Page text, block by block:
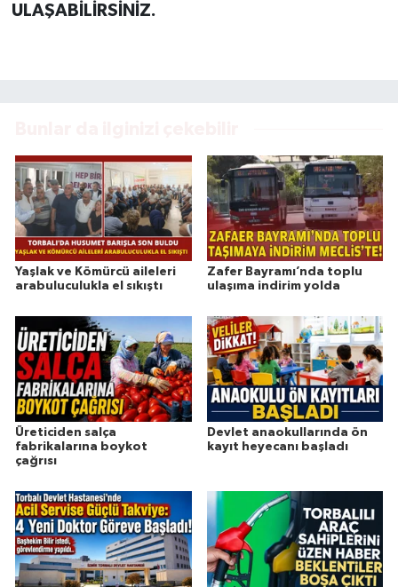
ULAŞABİLİRSİNİZ.
Yaşlak ve Kömürcü aileleri
arabuluculukla el sıkıştı
Zafer Bayramı’nda toplu
ulaşıma indirim yolda
Üreticiden salça
fabrikalarına boykot
çağrısı
Devlet anaokullarında ön
kayıt heyecanı başladı